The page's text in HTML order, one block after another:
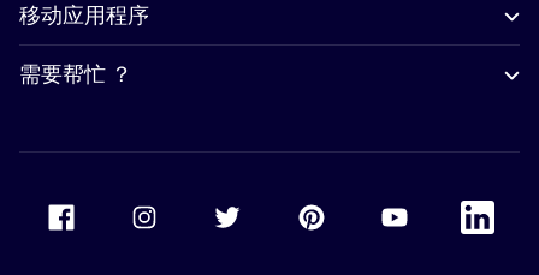
移动应用程序
需要帮忙 ？
Accor Youtube
Accor